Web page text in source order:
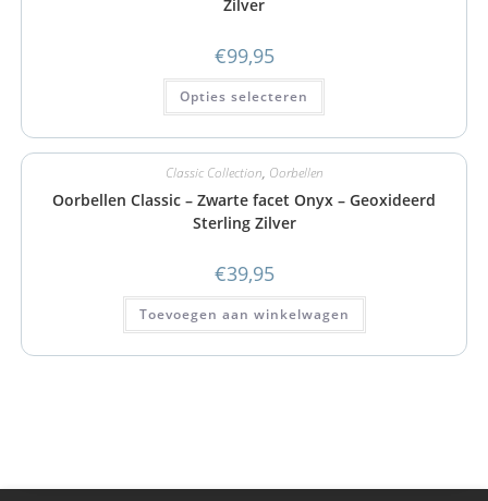
Zilver
€99,95
Opties selecteren
Classic Collection, Oorbellen
Oorbellen Classic – Zwarte facet Onyx – Geoxideerd
Sterling Zilver
€39,95
Toevoegen aan winkelwagen